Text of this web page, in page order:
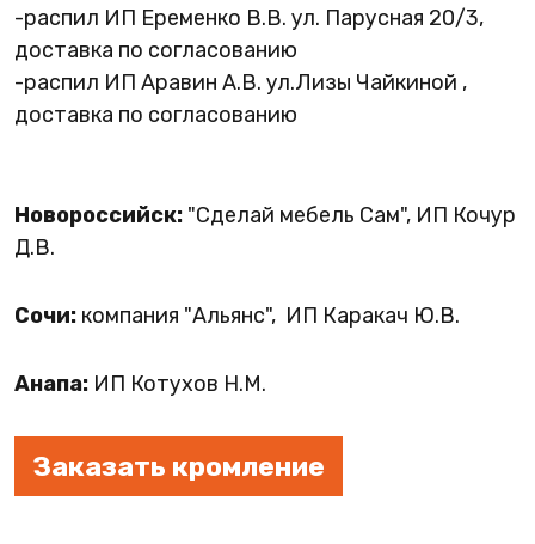
-распил ИП Еременко В.В. ул. Парусная 20/3,
доставка по согласованию
-распил ИП Аравин А.В. ул.Лизы Чайкиной ,
доставка по согласованию
Новороссийск: "Сделай мебель Сам", ИП Кочур
Д.В.
Сочи: компания "Альянс", ИП Каракач Ю.В.
Анапа: ИП Котухов Н.М.
Заказать кромление